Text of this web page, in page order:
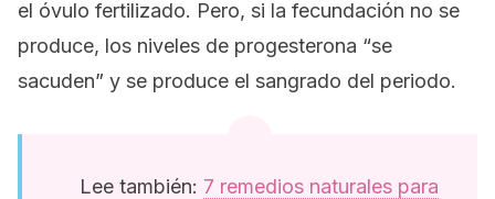
el óvulo fertilizado. Pero, si la fecundación no se
produce, los niveles de progesterona “se
sacuden” y se produce el sangrado del periodo.
Lee también: 7 remedios naturales para